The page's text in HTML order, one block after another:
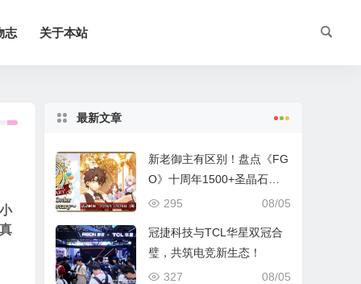
志 关于本站
最新文章
新老御主有区别！盘点《FG
O》十周年1500+圣晶石福
利全部获取方式
08/05
295
冠捷科技与TCL华星双冠合
璧，共筑电竞新生态！
08/05
327